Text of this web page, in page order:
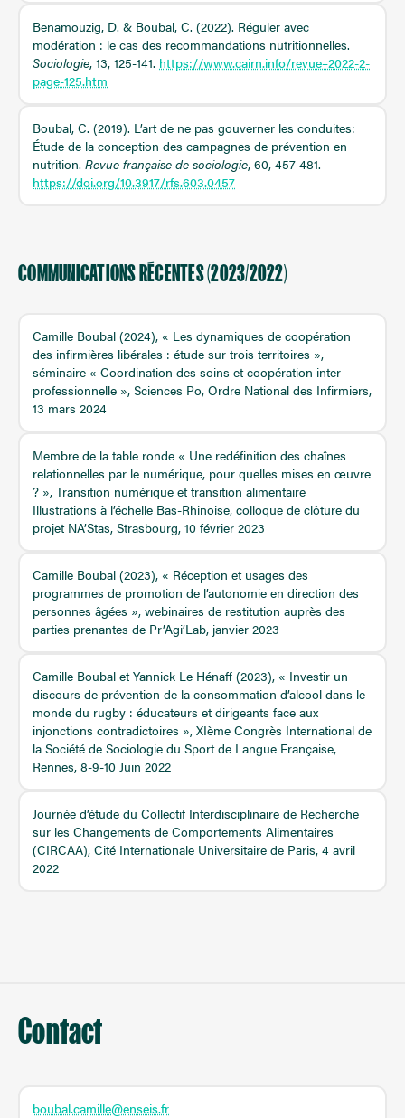
Benamouzig, D. & Boubal, C. (2022). Réguler avec
modération : le cas des recommandations nutritionnelles.
Sociologie, 13, 125-141. https://www.cairn.info/revue–2022-2-
page-125.htm
Boubal, C. (2019). L’art de ne pas gouverner les conduites:
Étude de la conception des campagnes de prévention en
nutrition. Revue française de sociologie, 60, 457-481.
https://doi.org/10.3917/rfs.603.0457
COMMUNICATIONS RÉCENTES (2023/2022)
Camille Boubal (2024), « Les dynamiques de coopération
des infirmières libérales : étude sur trois territoires »,
séminaire « Coordination des soins et coopération inter-
professionnelle », Sciences Po, Ordre National des Infirmiers,
13 mars 2024
Membre de la table ronde « Une redéfinition des chaînes
relationnelles par le numérique, pour quelles mises en œuvre
? », Transition numérique et transition alimentaire
Illustrations à l’échelle Bas-Rhinoise, colloque de clôture du
projet NA’Stas, Strasbourg, 10 février 2023
Camille Boubal (2023), « Réception et usages des
programmes de promotion de l’autonomie en direction des
personnes âgées », webinaires de restitution auprès des
parties prenantes de Pr’Agi’Lab, janvier 2023
Camille Boubal et Yannick Le Hénaff (2023), « Investir un
discours de prévention de la consommation d’alcool dans le
monde du rugby : éducateurs et dirigeants face aux
injonctions contradictoires », XIème Congrès International de
la Société de Sociologie du Sport de Langue Française,
Rennes, 8-9-10 Juin 2022
Journée d’étude du Collectif Interdisciplinaire de Recherche
sur les Changements de Comportements Alimentaires
(CIRCAA), Cité Internationale Universitaire de Paris, 4 avril
2022
Contact
boubal.camille@enseis.fr